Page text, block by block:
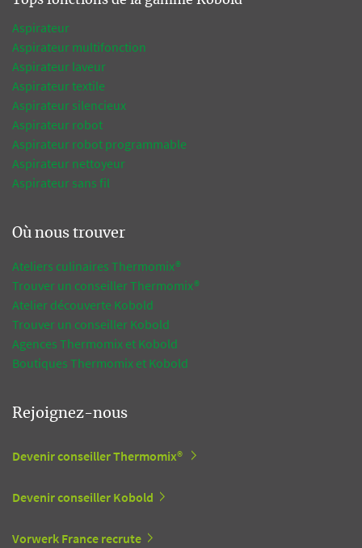
Aspirateur
Aspirateur multifonction
Aspirateur laveur
Aspirateur textile
Aspirateur silencieux
Aspirateur robot
Aspirateur robot programmable
Aspirateur nettoyeur
Aspirateur sans fil
Où nous trouver
Ateliers culinaires Thermomix®
Trouver un conseiller Thermomix®
Atelier découverte Kobold
Trouver un conseiller Kobold
Agences Thermomix et Kobold
Boutiques Thermomix et Kobold
Rejoignez-nous
Devenir conseiller Thermomix®
Devenir conseiller Kobold
Vorwerk France recrute